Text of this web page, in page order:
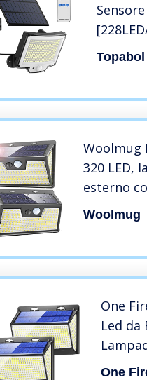
Esterno
Topabol
Woolmug
320 LED,
esterno
3
Esterno
Woolmug
One
Led da
One